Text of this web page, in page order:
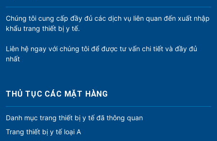
Chúng tôi cung cấp đầy đủ các dịch vụ liên quan đến xuất nhập
khẩu trang thiết bị y tế.
Liên hệ ngay với chúng tôi để được tư vấn chi tiết và đầy đủ
nhất
THỦ TỤC CÁC MẶT HÀNG
Danh mục trang thiết bị y tế đã thông quan
Trang thiết bị y tế loại A